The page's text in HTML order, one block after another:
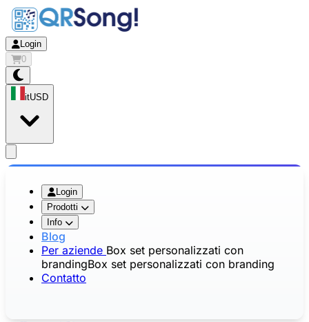
Login
0
itUSD
Login
Prodotti
Info
Blog
Per aziende Box set personalizzati con
brandingBox set personalizzati con branding
Contatto